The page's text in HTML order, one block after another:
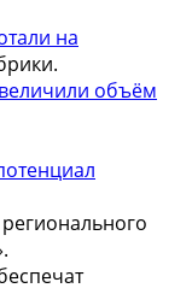
на
объём
регионального